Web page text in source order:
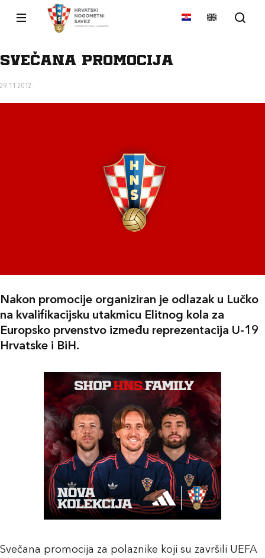
Svečana promocija
29.11.2012.
Nakon promocije organiziran je odlazak u Lučko
na kvalifikacijsku utakmicu Elitnog kola za
Europsko prvenstvo između reprezentacija U-19
Hrvatske i BiH.
Svečana promocija za polaznike koji su završili UEFA